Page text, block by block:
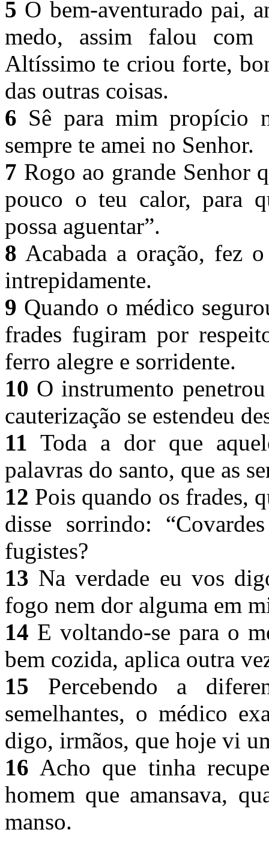
5 O bem-aventurado pai,
medo, assim falou
Altíssimo te criou forte,
das outras coisas.
6 Sê para mim propício
sempre te amei no Senhor.
7 Rogo ao grande Senhor
pouco o teu calor, para
possa aguentar”.
8 Acabada a oração, fez
intrepidamente.
9 Quando o médico
frades fugiram por
ferro alegre e sorridente.
10 O instrumento
cauterização se estendeu
11 Toda a dor que
palavras do santo, que as
12 Pois quando os frades,
disse sorrindo:
fugistes?
13 Na verdade eu vos
fogo nem dor alguma em
14 E voltando-se para o
bem cozida, aplica outra
15 Percebendo a
semelhantes, o médico
digo, irmãos, que hoje vi
16 Acho que tinha
homem que amansava,
manso.